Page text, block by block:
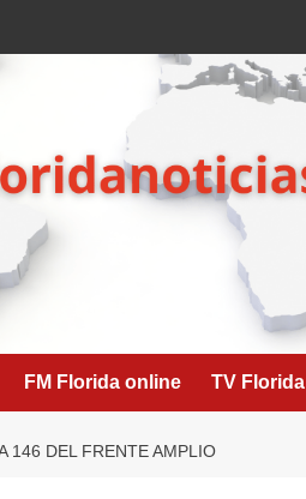
FM Florida online TV Florida
146 DEL FRENTE AMPLIO